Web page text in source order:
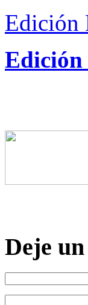
Edición
Edición
Deje